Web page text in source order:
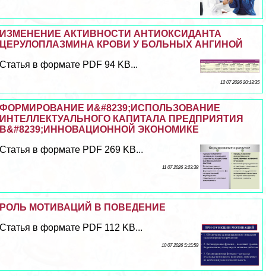
ИЗМЕНЕНИЕ АКТИВНОСТИ АНТИОКСИДАНТА
ЦЕРУЛОПЛАЗМИНА КРОВИ У БОЛЬНЫХ АНГИНОЙ
Статья в формате PDF 94 KB...
12 07 2026 20:13:35
ФОРМИРОВАНИЕ И&#8239;ИСПОЛЬЗОВАНИЕ
ИНТЕЛЛЕКТУАЛЬНОГО КАПИТАЛА ПРЕДПРИЯТИЯ
В&#8239;ИННОВАЦИОННОЙ ЭКОНОМИКЕ
Статья в формате PDF 269 KB...
11 07 2026 3:23:38
РОЛЬ МОТИВАЦИЙ В ПОВЕДЕНИЕ
Статья в формате PDF 112 KB...
10 07 2026 5:15:59